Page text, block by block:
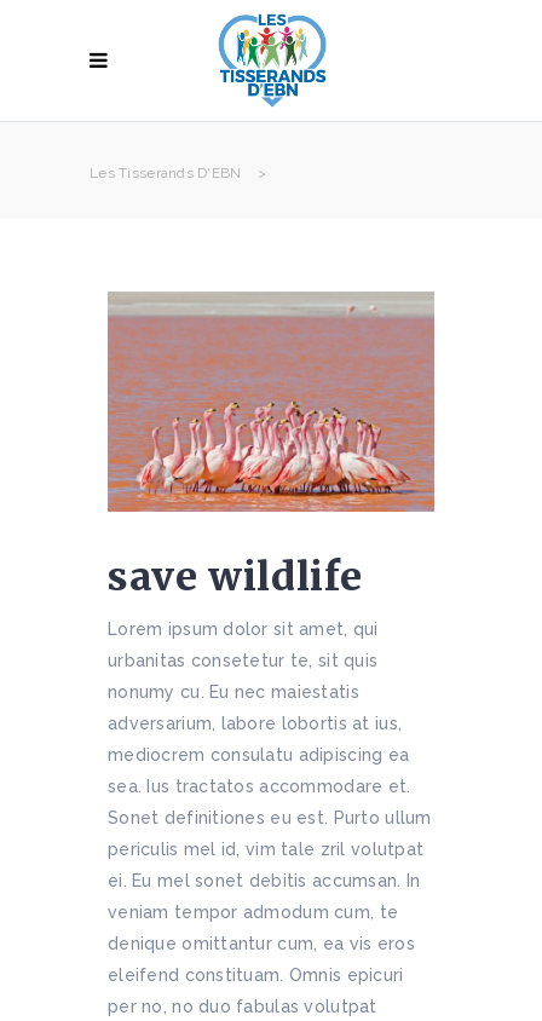
Les Tisserands D'EBN >
save wildlife
Lorem ipsum dolor sit amet, qui
urbanitas consetetur te, sit quis
nonumy cu. Eu nec maiestatis
adversarium, labore lobortis at ius,
mediocrem consulatu adipiscing ea
sea. Ius tractatos accommodare et.
Sonet definitiones eu est. Purto ullum
periculis mel id, vim tale zril volutpat
ei. Eu mel sonet debitis accumsan. In
veniam tempor admodum cum, te
denique omittantur cum, ea vis eros
eleifend constituam. Omnis epicuri
per no, no duo fabulas volutpat